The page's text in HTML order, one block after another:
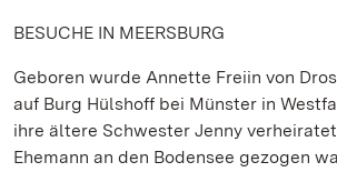
BESUCHE IN MEERSBURG
Geboren wurde Annette Freiin von
auf Burg Hülshoff bei Münster in
ihre ältere Schwester Jenny
Ehemann an den Bodensee gezogen